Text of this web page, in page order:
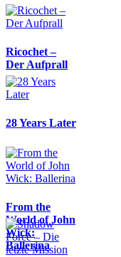
Ricochet –
Der Aufprall
28 Years Later
From the
World of John
Wick:
Ballerina